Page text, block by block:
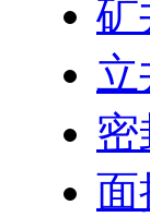
矿
立
密
面